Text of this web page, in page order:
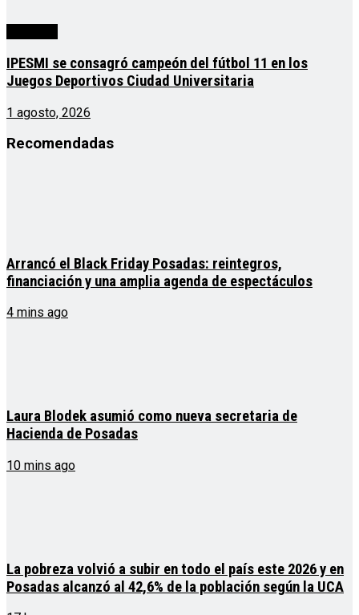
IPESMI se consagró campeón del fútbol 11 en los
Juegos Deportivos Ciudad Universitaria
1 agosto, 2026
Recomendadas
Arrancó el Black Friday Posadas: reintegros,
financiación y una amplia agenda de espectáculos
4 mins ago
Laura Blodek asumió como nueva secretaria de
Hacienda de Posadas
10 mins ago
La pobreza volvió a subir en todo el país este 2026 y en
Posadas alcanzó al 42,6% de la población según la UCA